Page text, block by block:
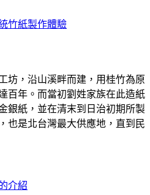
竹紙製作體驗
坊，沿山溪畔而建，用桂竹為原
百年。而當初劉姓家族在此造紙
銀紙，並在清末到日治初期所製
也是北台灣最大供應地，直到民
介紹